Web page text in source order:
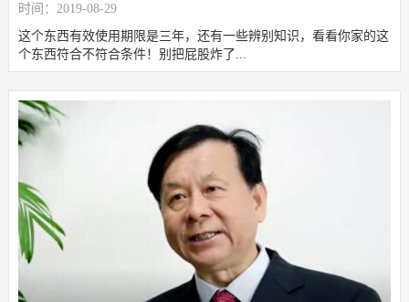
吧！
时间：2019-08-29
这个东西有效使用期限是三年，还有一些辨别知识，看看你家的这
个东西符合不符合条件！别把屁股炸了...